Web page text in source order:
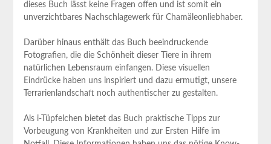
dieses Buch lässt keine Fragen offen und ist somit ein
unverzichtbares Nachschlagewerk für Chamäleonliebhaber.
Darüber hinaus enthält das Buch beeindruckende
Fotografien, die die Schönheit dieser Tiere in ihrem
natürlichen Lebensraum einfangen. Diese visuellen
Eindrücke haben uns inspiriert und dazu ermutigt, unsere
Terrarienlandschaft noch authentischer zu gestalten.
Als i-Tüpfelchen bietet das Buch praktische Tipps zur
Vorbeugung von Krankheiten und zur Ersten Hilfe im